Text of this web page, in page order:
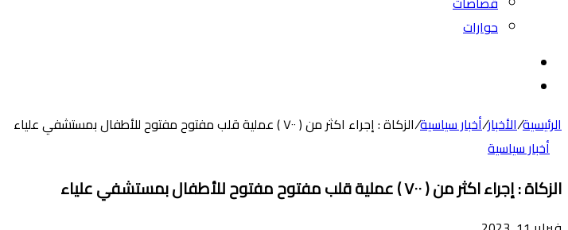
حوارات
الرئيسية/الأخبار/أخبار سياسية/الزكاة : إجراء اكثر من ( ٧٠٠ ) عملية قلب مفتوح مفتوح للأطفال بمستشفي علياء
أخبار سياسية
الزكاة : إجراء اكثر من ( ٧٠٠ ) عملية قلب مفتوح مفتوح للأطفال بمستشفي علياء